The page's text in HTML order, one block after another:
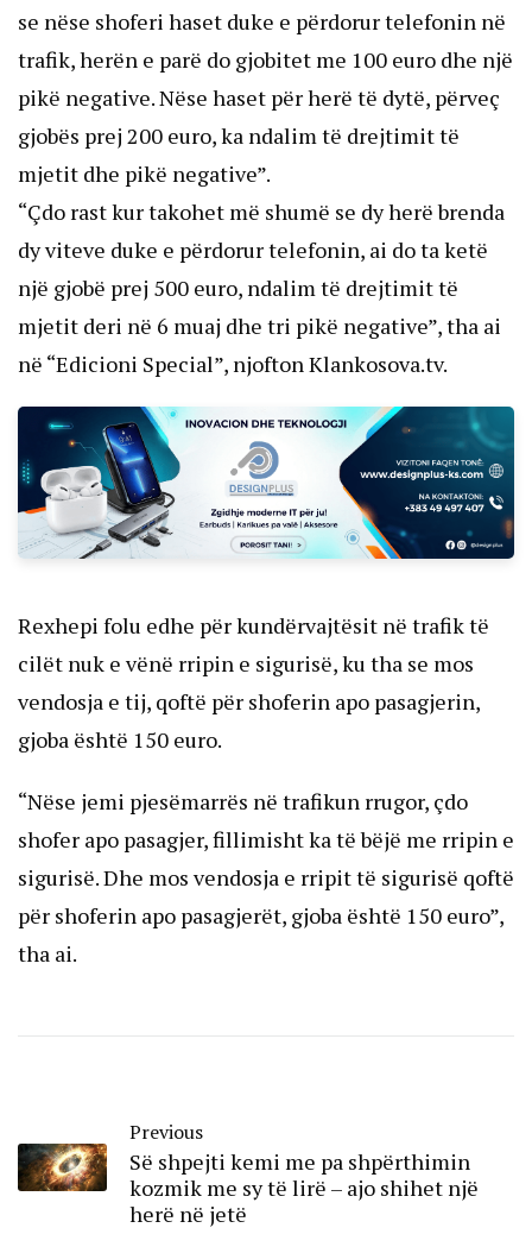
se nëse shoferi haset duke e përdorur telefonin në
trafik, herën e parë do gjobitet me 100 euro dhe një
pikë negative. Nëse haset për herë të dytë, përveç
gjobës prej 200 euro, ka ndalim të drejtimit të
mjetit dhe pikë negative”.
“Çdo rast kur takohet më shumë se dy herë brenda
dy viteve duke e përdorur telefonin, ai do ta ketë
një gjobë prej 500 euro, ndalim të drejtimit të
mjetit deri në 6 muaj dhe tri pikë negative”, tha ai
në “Edicioni Special”, njofton Klankosova.tv.
Rexhepi folu edhe për kundërvajtësit në trafik të
cilët nuk e vënë rripin e sigurisë, ku tha se mos
vendosja e tij, qoftë për shoferin apo pasagjerin,
gjoba është 150 euro.
“Nëse jemi pjesëmarrës në trafikun rrugor, çdo
shofer apo pasagjer, fillimisht ka të bëjë me rripin e
sigurisë. Dhe mos vendosja e rripit të sigurisë qoftë
për shoferin apo pasagjerët, gjoba është 150 euro”,
tha ai.
Previous
Së shpejti kemi me pa shpërthimin
kozmik me sy të lirë – ajo shihet një
herë në jetë